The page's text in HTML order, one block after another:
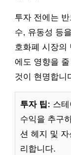
투자 전에는
수, 유동성 등
호화폐 시장의
에도 영향을
것이 현명합니
투자 팁: 스
수익을 추구
션 헤지 및
리합니다.